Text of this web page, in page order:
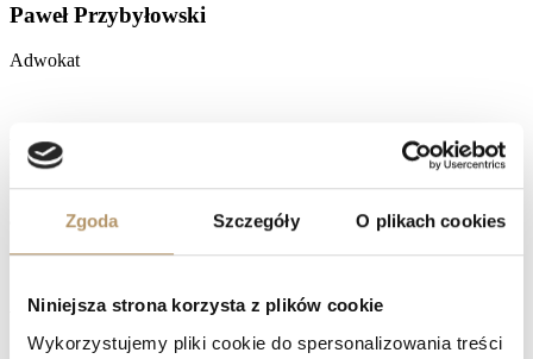
Zgoda Szczegóły O plikach cookies
Niniejsza strona korzysta z plików cookie
Wykorzystujemy pliki cookie do spersonalizowania treści
Paweł Przybyłowski
Adwokat
Kinga
Jóźwiak
aDWOKAT
Agnieszka
Suchorz